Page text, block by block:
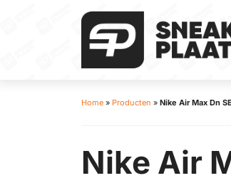
Home » Producten » Nike Air Max Dn
Nike Air